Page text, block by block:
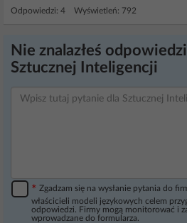
Odpowiedzi: 4 Wyświetleń: 792
Nie znalazłeś
Sztucznej Inteligencji
* Zgadzam się na wysłanie pytania do
właścicieli modeli językowych celem
odpowiedzi. Firmy mogą monitorować i
wprowadzane do formularza.